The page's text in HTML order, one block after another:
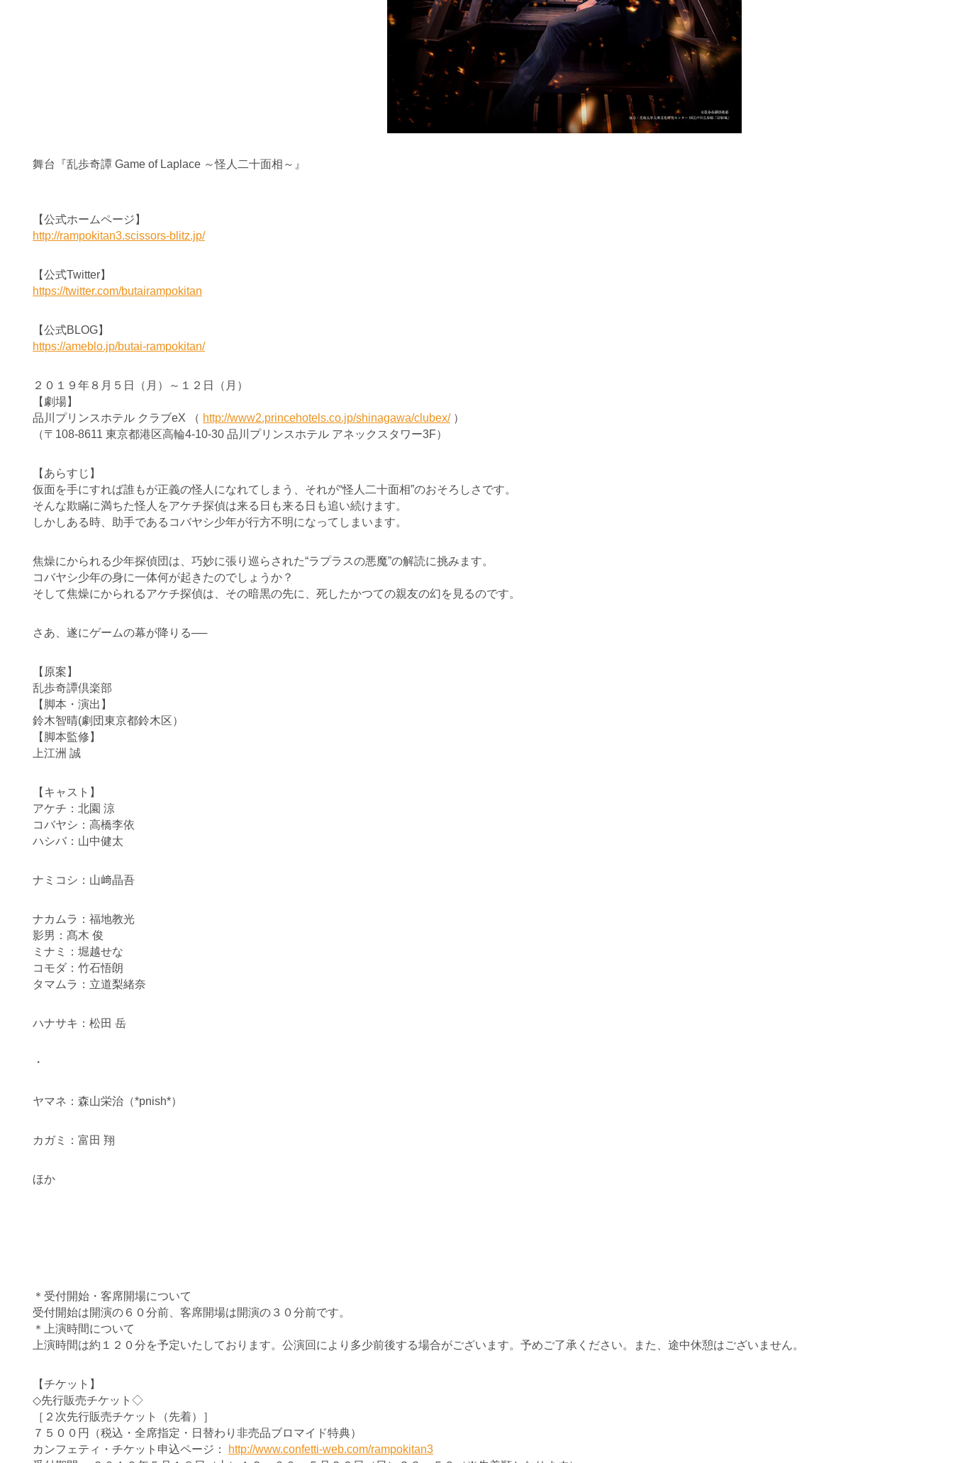
舞台『乱歩奇譚 Game of Laplace ～怪人二十面相～』
【公式ホームページ】
http://rampokitan3.scissors-blitz.jp/
【公式Twitter】
https://twitter.com/butairampokitan
【公式BLOG】
https://ameblo.jp/butai-rampokitan/
２０１９年８月５日（月）～１２日（月）
【劇場】
品川プリンスホテル クラブeX （ http://www2.princehotels.co.jp/shinagawa/clubex/）
（〒108-8611 東京都港区高輪4-10-30 品川プリンスホテル アネックスタワー3F）
【あらすじ】
仮面を手にすれば誰もが正義の怪人になれてしまう、それが“怪人二十面相”のおそろしさです。
そんな欺瞞に満ちた怪人をアケチ探偵は来る日も来る日も追い続けます。
しかしある時、助手であるコバヤシ少年が行方不明になってしまいます。
焦燥にかられる少年探偵団は、巧妙に張り巡らされた“ラプラスの悪魔”の解読に挑みます。
コバヤシ少年の身に一体何が起きたのでしょうか？
そして焦燥にかられるアケチ探偵は、その暗黒の先に、死したかつての親友の幻を見るのです。
さあ、遂にゲームの幕が降りる──
【原案】
乱歩奇譚倶楽部
【脚本・演出】
鈴木智晴(劇団東京都鈴木区）
【脚本監修】
上江洲 誠
【キャスト】
アケチ：北園 涼
コバヤシ：高橋李依
ハシバ：山中健太
ナミコシ：山﨑晶吾
ナカムラ：福地教光
影男：髙木 俊
ミナミ：堀越せな
コモダ：竹石悟朗
タマムラ：立道梨緒奈
ハナサキ：松田 岳
・
ヤマネ：森山栄治（*pnish*）
カガミ：富田 翔
ほか
＊受付開始・客席開場について
受付開始は開演の６０分前、客席開場は開演の３０分前です。
＊上演時間について
上演時間は約１２０分を予定いたしております。公演回により多少前後する場合がございます。予めご了承ください。また、途中休憩はございません。
【チケット】
◇先行販売チケット◇
［２次先行販売チケット（先着）］
７５００円（税込・全席指定・日替わり非売品ブロマイド特典）
カンフェティ・チケット申込ページ：
http://www.confetti-web.com/rampokitan3